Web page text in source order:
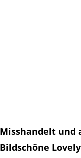
Misshandelt und
Bildschöne